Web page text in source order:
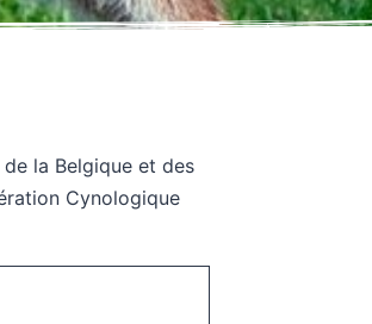
la Belgique et des
Cynologique